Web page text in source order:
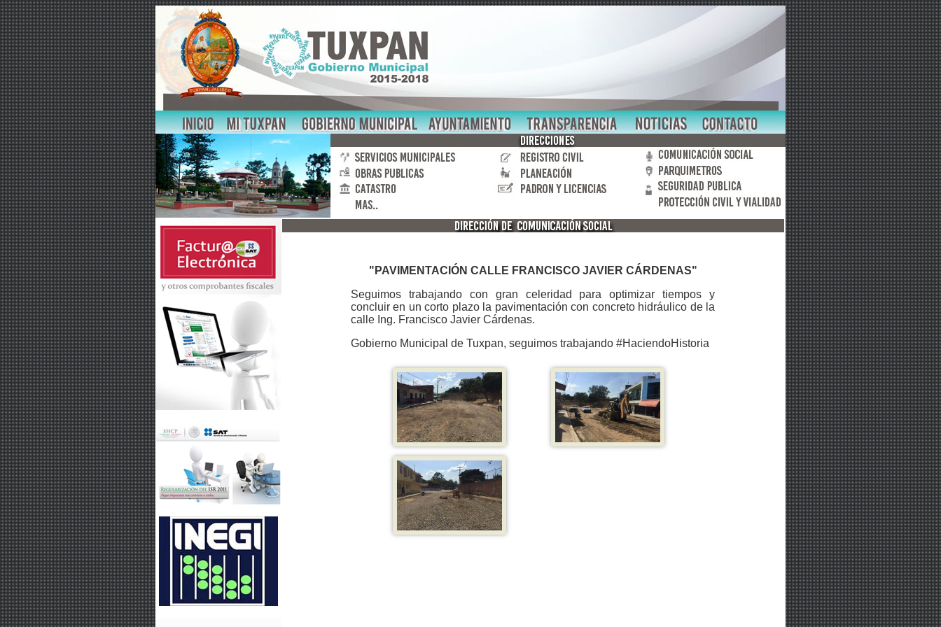
"PAVIMENTACIÓN CALLE FRANCISCO JAVIER CÁRDENAS"
Seguimos trabajando con gran celeridad para optimizar tiempos y
concluir en un corto plazo la pavimentación con concreto hidráulico de la
calle Ing. Francisco Javier Cárdenas.
Gobierno Municipal de Tuxpan, seguimos trabajando #HaciendoHistoria